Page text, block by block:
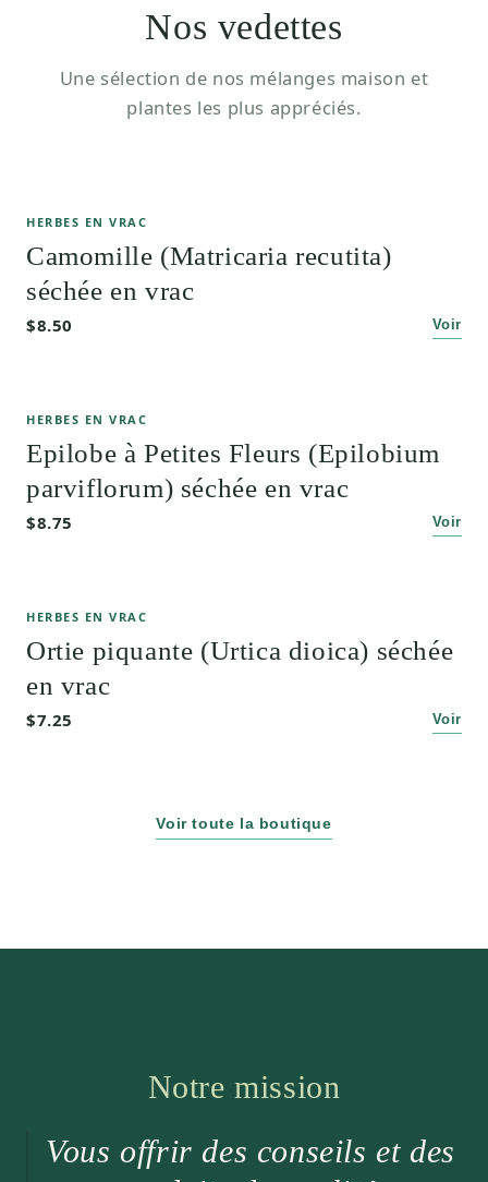
Nos vedettes
Une sélection de nos mélanges maison et
plantes les plus appréciés.
HERBES EN VRAC
Camomille (Matricaria recutita)
séchée en vrac
$8.50 Voir
HERBES EN VRAC
Epilobe à Petites Fleurs (Epilobium
parviflorum) séchée en vrac
$8.75 Voir
HERBES EN VRAC
Ortie piquante (Urtica dioica) séchée
en vrac
$7.25 Voir
Voir toute la boutique
Notre mission
Vous offrir des conseils et des